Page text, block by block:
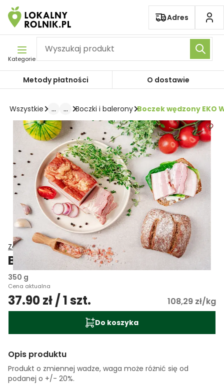
Pomiń nawigację
Adres
Kategorie
Metody płatności O dostawie
Wszystkie ... ... Boczki i balerony Boczek wędzony EKO
Zakład Mięsny Wasąg
Boczek wędzony EKO Wasąg
350 g
Cena aktualna
37.90 zł / 1 szt. 108,29 zł/kg
Do koszyka
Opis produktu
Produkt o zmiennej wadze, waga może różnić się od
podanej o +/- 20%.